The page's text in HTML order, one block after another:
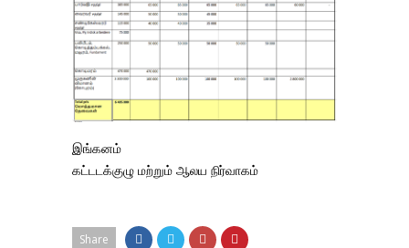
இங்கனம்
கட்டடக்குழு மற்றும் ஆலய நிர்வாகம்
Share